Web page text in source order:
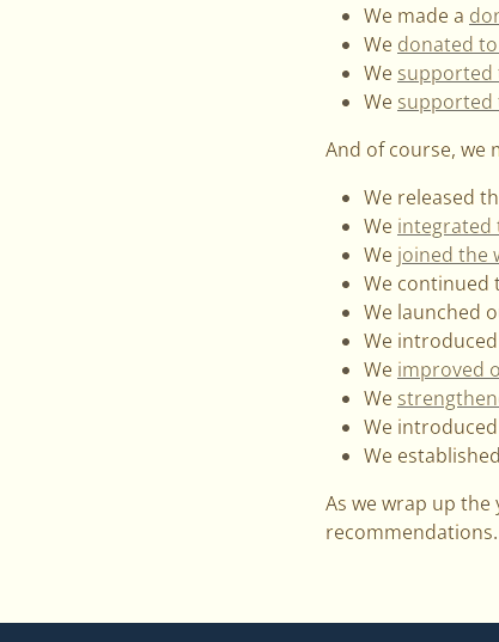
We made a
We donated
We supported
We supported
And of course, we
We released
We integrated
We joined the
We continued
We launched
We
We improved
We
We introduced
We
As we wrap up
recommendations.